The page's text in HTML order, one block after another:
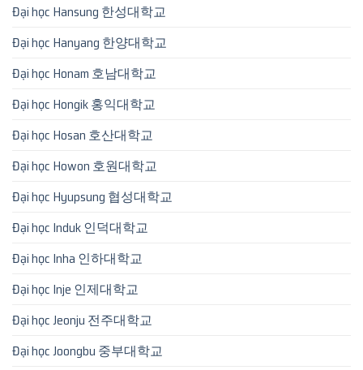
Đại học Hansung 한성대학교
Đại học Hanyang 한양대학교
Đại học Honam 호남대학교
Đại học Hongik 홍익대학교
Đại học Hosan 호산대학교
Đại học Howon 호원대학교
Đại học Hyupsung 협성대학교
Đại học Induk 인덕대학교
Đại học Inha 인하대학교
Đại học Inje 인제대학교
Đại học Jeonju 전주대학교
Đại học Joongbu 중부대학교